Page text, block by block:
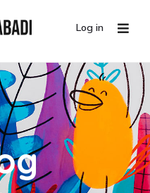
Log in